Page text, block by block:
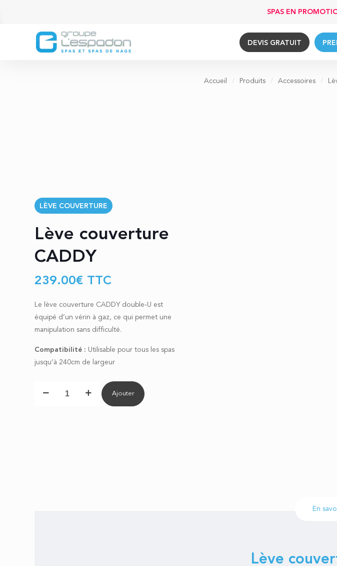
SPAS EN
DEVIS GRATUIT
Accueil / Produits / Accessoires /
LÈVE COUVERTURE
Lève couverture
CADDY
239.00€ TTC
Le lève couverture CADDY double-U est
équipé d’un vérin à gaz, ce qui permet une
manipulation sans difficulté.
Compatibilité : Utilisable pour tous les spas
jusqu’à 240cm de largeur
Ajouter
En
Lève